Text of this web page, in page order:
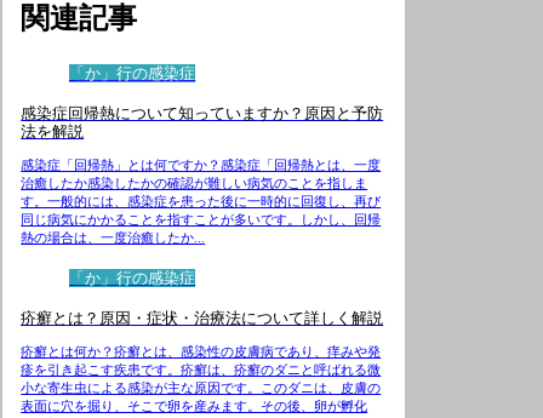
関連記事
「か」行の感染症
感染症回帰熱について知っていますか？原因と予防
法を解説
感染症「回帰熱」とは何ですか？感染症「回帰熱とは、一度
治癒したか感染したかの確認が難しい病気のことを指しま
す。一般的には、感染症を患った後に一時的に回復し、再び
同じ病気にかかることを指すことが多いです。しかし、回帰
熱の場合は、一度治癒したか...
「か」行の感染症
疥癬とは？原因・症状・治療法について詳しく解説
疥癬とは何か？疥癬とは、感染性の皮膚病であり、痒みや発
疹を引き起こす疾患です。疥癬は、疥癬のダニと呼ばれる微
小な寄生虫による感染が主な原因です。このダニは、皮膚の
表面に穴を掘り、そこで卵を産みます。その後、卵が孵化